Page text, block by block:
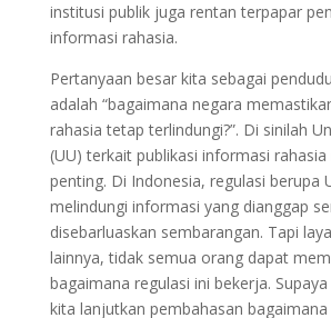
institusi publik juga rentan terpapar
informasi rahasia.
Pertanyaan besar kita sebagai
adalah “bagaimana negara
rahasia tetap terlindungi?”. Di sinilah
(UU) terkait publikasi informasi
penting. Di Indonesia, regulasi berupa
melindungi informasi yang dianggap
disebarluaskan sembarangan. Tapi
lainnya, tidak semua orang dapat
bagaimana regulasi ini bekerja.
kita lanjutkan pembahasan